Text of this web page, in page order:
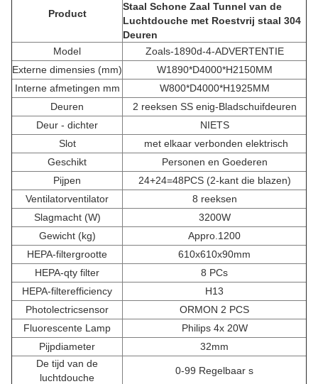
Product
Staal Schone Zaal Tunnel van de
Luchtdouche met Roestvrij staal 304
Deuren
Model
Zoals-1890d-4-ADVERTENTIE
Externe dimensies (mm)
W1890*D4000*H2150MM
Interne afmetingen mm
W800*D4000*H1925MM
Deuren
2 reeksen SS enig-Bladschuifdeuren
Deur - dichter
NIETS
Slot
met elkaar verbonden elektrisch
Geschikt
Personen en Goederen
Pijpen
24+24=48PCS (2-kant die blazen)
Ventilatorventilator
8 reeksen
Slagmacht (W)
3200W
Gewicht (kg)
Appro.1200
HEPA-filtergrootte
610x610x90mm
HEPA-qty filter
8 PCs
HEPA-filterefficiency
H13
Photolectricsensor
ORMON 2 PCS
Fluorescente Lamp
Philips 4x 20W
Pijpdiameter
32mm
De tijd van de
luchtdouche
0-99 Regelbaar s